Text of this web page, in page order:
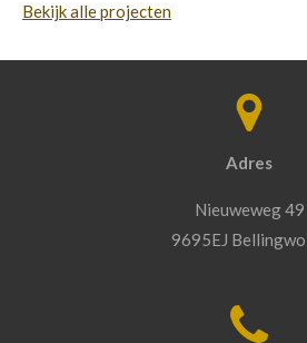
Bekijk alle projecten
Adres
Nieuweweg 49
9695EJ